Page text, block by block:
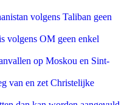
volgens Taliban geen
volgens OM geen enkel
op Moskou en Sint-
van en zet Christelijke